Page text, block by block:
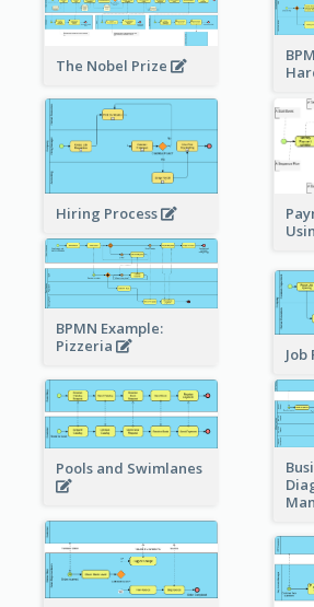
The Nobel Prize
Hiring Process
BPMN Example:
Pizzeria
Job
Pools and Swimlanes